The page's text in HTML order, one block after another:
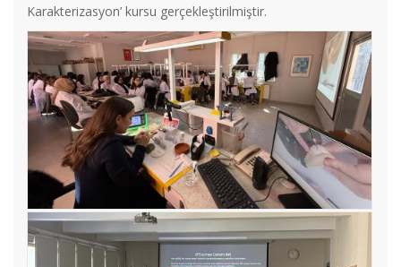
Karakterizasyon’ kursu gerçekleştirilmiştir.